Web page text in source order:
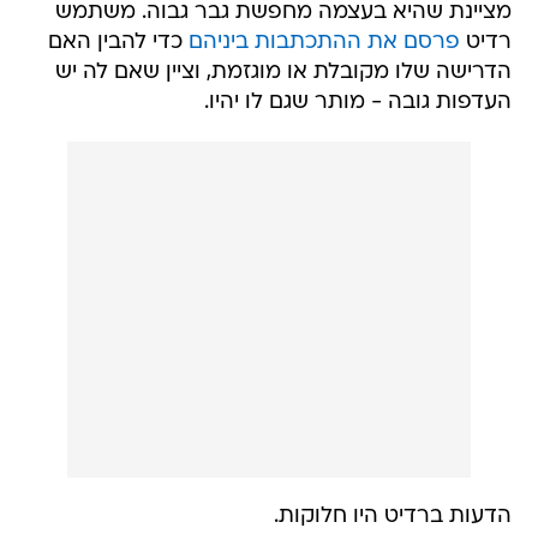
מציינת שהיא בעצמה מחפשת גבר גבוה. משתמש
רדיט פרסם את ההתכתבות ביניהם כדי להבין האם
הדרישה שלו מקובלת או מוגזמת, וציין שאם לה יש
העדפות גובה - מותר שגם לו יהיו.
הדעות ברדיט היו חלוקות.